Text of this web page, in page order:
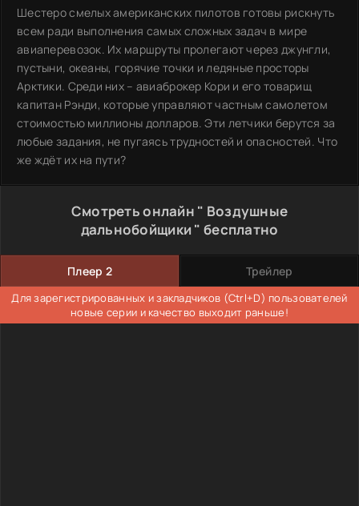
Шестеро смелых американских пилотов готовы рискнуть
всем ради выполнения самых сложных задач в мире
авиаперевозок. Их маршруты пролегают через джунгли,
пустыни, океаны, горячие точки и ледяные просторы
Арктики. Среди них – авиаброкер Кори и его товарищ
капитан Рэнди, которые управляют частным самолетом
стоимостью миллионы долларов. Эти летчики берутся за
любые задания, не пугаясь трудностей и опасностей. Что
же ждёт их на пути?
Смотреть онлайн " Воздушные
дальнобойщики " бесплатно
Плеер 2 Трейлер
Для зарегистрированных и закладчиков (Ctrl+D) пользователей
новые серии и качество выходит раньше!